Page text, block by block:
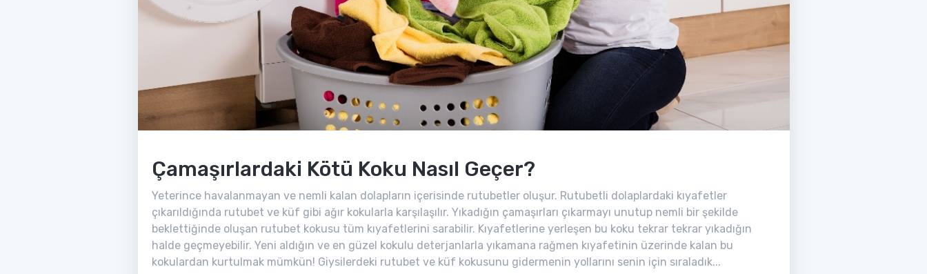
Çamaşırlardaki Kötü Koku Nasıl Geçer?
Yeterince havalanmayan ve nemli kalan dolapların içerisinde rutubetler oluşur. Rutubetli dolaplardaki kıyafetler
çıkarıldığında rutubet ve küf gibi ağır kokularla karşılaşılır. Yıkadığın çamaşırları çıkarmayı unutup nemli bir şekilde
beklettiğinde oluşan rutubet kokusu tüm kıyafetlerini sarabilir. Kıyafetlerine yerleşen bu koku tekrar tekrar yıkadığın
halde geçmeyebilir. Yeni aldığın ve en güzel kokulu deterjanlarla yıkamana rağmen kıyafetinin üzerinde kalan bu
kokulardan kurtulmak mümkün! Giysilerdeki rutubet ve küf kokusunu gidermenin yollarını senin için sıraladık...